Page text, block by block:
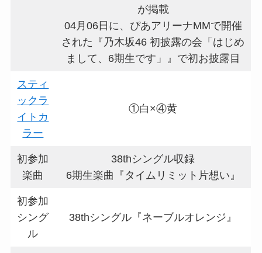
が掲載
04月06日に、ぴあアリーナMMで開催
された『乃木坂46 初披露の会「はじめ
まして、6期生です」』で初お披露目
スティ
ックラ
イトカ
ラー
①白×④黄
初参加
楽曲
38thシングル収録
6期生楽曲『タイムリミット片想い』
初参加
シング
ル
38thシングル『ネーブルオレンジ』